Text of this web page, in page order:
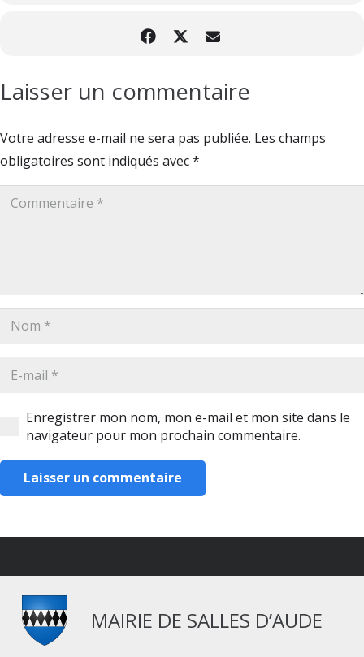
Laisser un commentaire
Votre adresse e-mail ne sera pas publiée. Les champs
obligatoires sont indiqués avec*
Enregistrer mon nom, mon e-mail et mon site dans le
navigateur pour mon prochain commentaire.
Laisser un commentaire
MAIRIE DE SALLES D’AUDE